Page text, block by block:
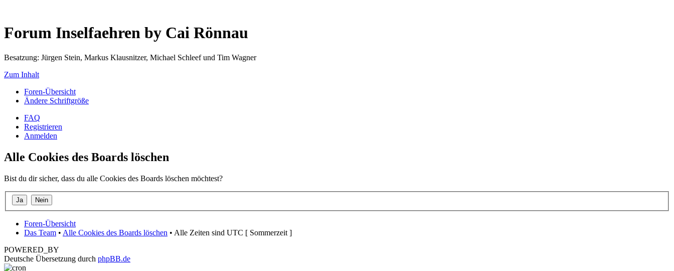
Forum Inselfaehren by Cai Rönnau
Besatzung: Jürgen Stein, Markus Klausnitzer, Michael Schleef und Tim Wagner
Zum Inhalt
Foren-Übersicht
Ändere Schriftgröße
FAQ
Registrieren
Anmelden
Alle Cookies des Boards löschen
Bist du dir sicher, dass du alle Cookies des Boards löschen möchtest?
Foren-Übersicht
Das Team • Alle Cookies des Boards löschen • Alle Zeiten sind UTC [ Sommerzeit ]
POWERED_BY
Deutsche Übersetzung durch phpBB.de